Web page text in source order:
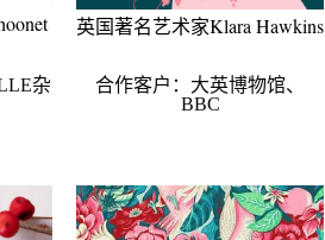
英国著名艺术家Klara Hawkins
杂
合作客户：大英博物馆、
BBC